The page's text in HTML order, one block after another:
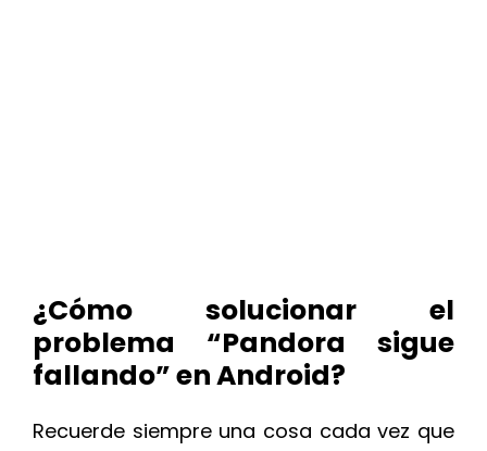
¿Cómo solucionar el
problema “Pandora sigue
fallando” en Android?
Recuerde siempre una cosa cada vez que